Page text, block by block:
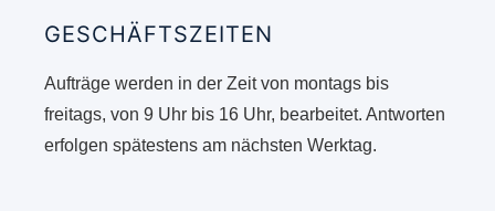
GESCHÄFTSZEITEN
Aufträge werden in der Zeit von montags bis
freitags, von 9 Uhr bis 16 Uhr, bearbeitet. Antworten
erfolgen spätestens am nächsten Werktag.